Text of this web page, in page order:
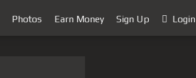
Photos Earn Money Sign Up Login